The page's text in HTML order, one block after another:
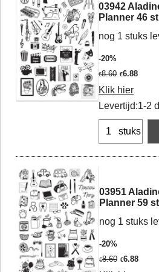
03942
Planner 46
nog 1 stuks
-20%
€8.60 €6.88
Klik hier
Levertijd:1-2
stuks
03951
Planner 59
nog 1 stuks
-20%
€8.60 €6.88